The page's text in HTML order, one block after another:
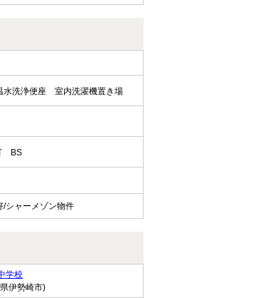
水洗浄便座 室内洗濯機置き場
BS
/シャーメゾン物件
学校
伊勢崎市)